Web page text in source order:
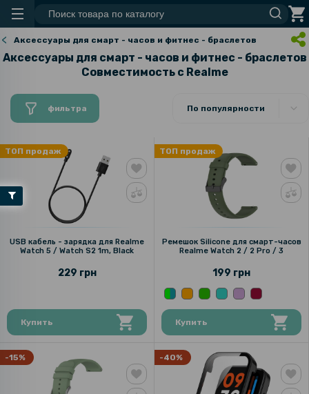
Аксессуары для смарт - часов и фитнес - браслетов
Аксессуары для смарт - часов и фитнес - браслетов
Совместимость c Realme
фильтра По популярности
ТОП продаж
USB кабель - зарядка для Realme
Watch 5 / Watch S2 1m, Black
229 грн
Купить
ТОП продаж
Ремешок Silicone для смарт-часов
Realme Watch 2 / 2 Pro / 3
199 грн
Купить
-15% -40%